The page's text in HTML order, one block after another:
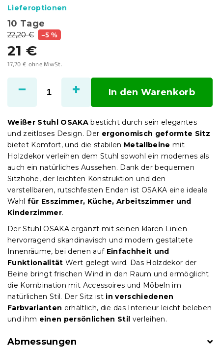
22,20 € –5 %
21 €
17,70 € ohne MwSt.
10 Tage
Lieferoptionen
In den Warenkorb
Weißer Stuhl OSAKA besticht durch sein elegantes
und zeitloses Design. Der ergonomisch geformte Sitz
bietet Komfort, und die stabilen Metallbeine mit
Holzdekor verleihen dem Stuhl sowohl ein modernes als
auch ein natürliches Aussehen. Dank der bequemen
Sitzhöhe, der leichten Konstruktion und den
verstellbaren, rutschfesten Enden ist OSAKA eine ideale
Wahl für Esszimmer, Küche, Arbeitszimmer und
Kinderzimmer.
Der Stuhl OSAKA ergänzt mit seinen klaren Linien
hervorragend skandinavisch und modern gestaltete
Innenräume, bei denen auf Einfachheit und
Funktionalität Wert gelegt wird. Das Holzdekor der
Beine bringt frischen Wind in den Raum und ermöglicht
die Kombination mit Accessoires und Möbeln im
natürlichen Stil. Der Sitz ist in verschiedenen
Farbvarianten erhältlich, die das Interieur leicht beleben
und ihm einen persönlichen Stil verleihen.
Abmessungen